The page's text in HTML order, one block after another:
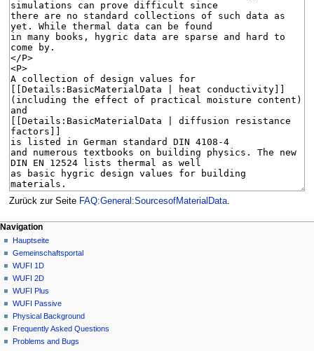
Zurück zur Seite FAQ:General:SourcesofMaterialData.
N
a
v
g
a
Seitenaktionen
FAQ
Diskussion
Lesen
Quelltext
anzeigen
Versionsgeschichte
Meine Werkzeuge
Anmelden
Navigation
Hauptseite
Gemeinschafts­portal
WUFI 1D
WUFI 2D
WUFI Plus
WUFI Passive
Physical Background
Frequently Asked Questions
Problems and Bugs